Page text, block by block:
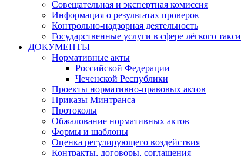
Совещательная и экспертная комиссия
Информация о результатах проверок
Контрольно-надзорная деятельность
Государственные услуги в сфере лёгкого такси
ДОКУМЕНТЫ
Нормативные акты
Российской Федерации
Чеченской Республики
Проекты нормативно-правовых актов
Приказы Минтранса
Протоколы
Обжалование нормативных актов
Формы и шаблоны
Оценка регулирующего воздействия
Контракты, договоры, соглашения